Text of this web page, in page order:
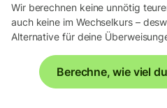
Wir berechnen keine unnötig
auch keine im Wechselkurs –
Alternative für deine
Berechne, wie viel